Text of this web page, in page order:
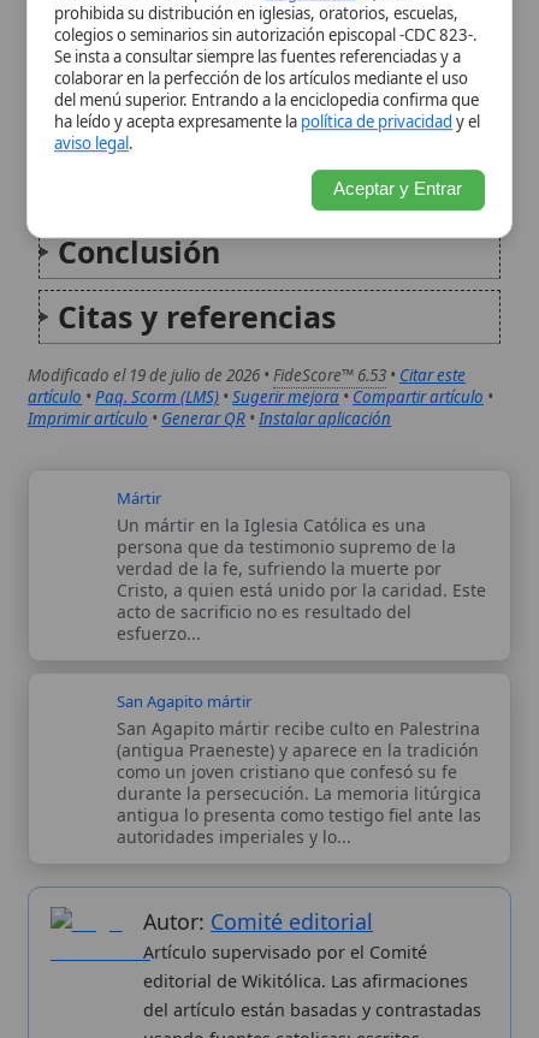
Conclusión
Citas y referencias
Modificado el 19 de julio de 2026 •
•Compartir artículo•
Instalar aplicación
Mártir
Un mártir en la Iglesia Católica es una
persona que da testimonio supremo de la
verdad de la fe, sufriendo la muerte por
Cristo, a quien está unido por la caridad. Este
acto de sacrificio no es resultado del
esfuerzo...
(antigua Praeneste) y aparece en la tradición
como un joven cristiano que confesó su fe
durante la persecución. La memoria litúrgica
antigua lo presenta como testigo fiel ante las
autoridades imperiales y lo...
Autor:Comité editorial
editorial de Wikitólica. Las afirmaciones
del artículo están basadas y contrastadas
usando fuentes catolicas: escritos
patrísticos, de santos, artículos
teológicos, documentos históricos, actas
de concilios, encíclicas, fuentes
la Iglesia.Proceso editorial →
Wikitólica © 2026 . Enciclopedia del patrimonio doctrinal,
histórico y litúrgico de la Iglesia Católica. Parte de la red formativa
Curso Católico,Buscador Católico yCustodio Animae. Con
analíticas anónimas. LicenciaCC BY-SA (texto). Editado en